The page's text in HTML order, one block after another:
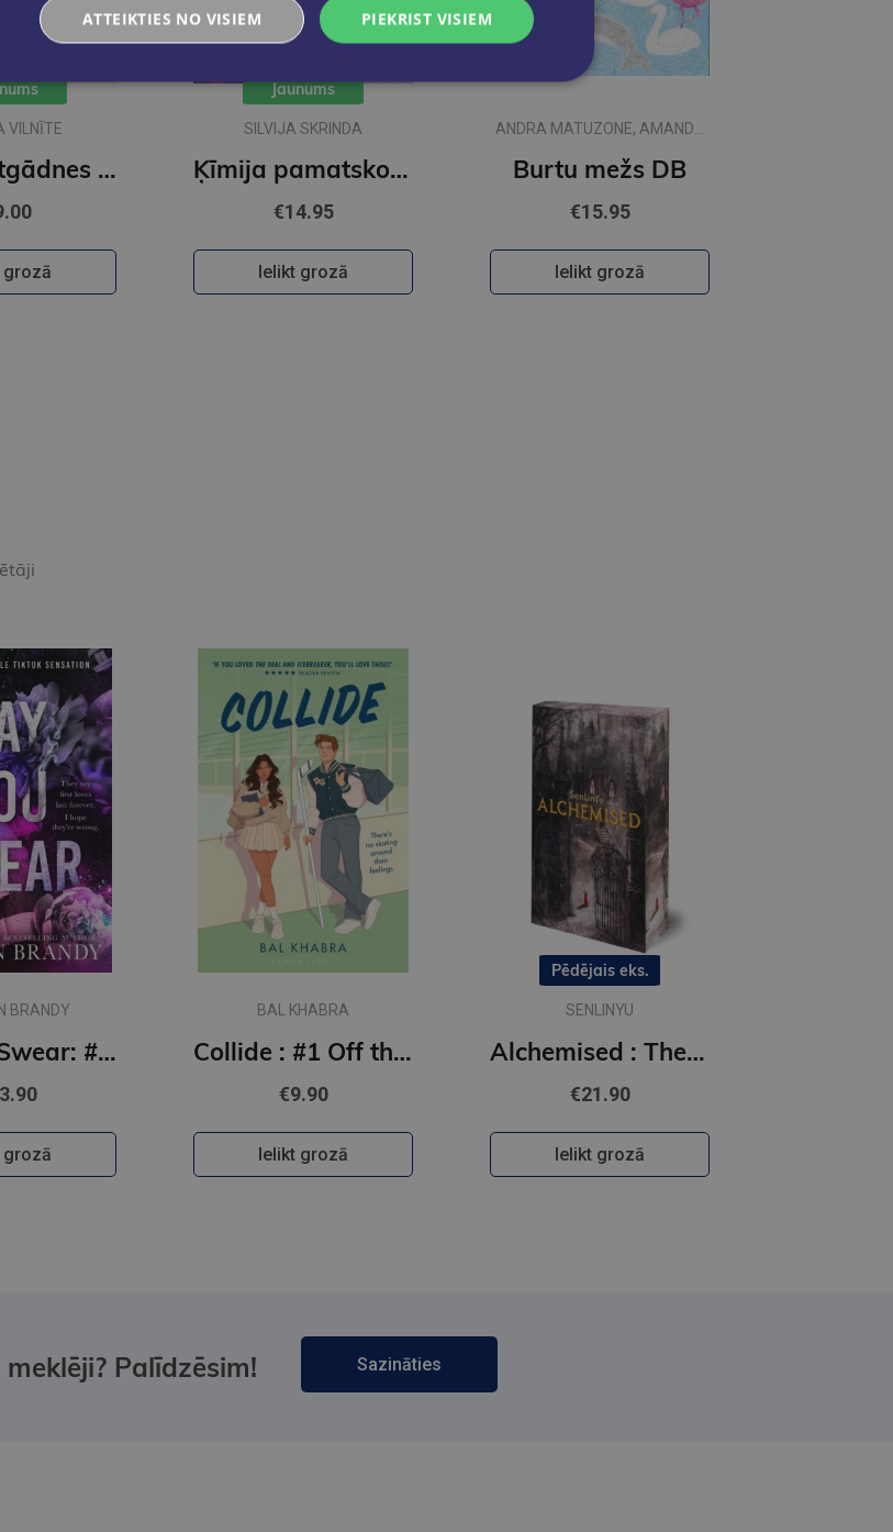
VILNĪTE
Manas atgādnes latviešu valodā - sākumskolas komplekta papildinājums
grozā
Jaunums
SILVIJA SKRINDA
Ķīmija pamatskolai. Jēdzieni, likumi, formulas
€14.95
Ielikt grozā
ANDRA MATUZONE, AMANDA
Burtu mežs DB
€15.95
Ielikt grozā
BRANDY
Say You Swear: #1 Boys of Avix series : The smash-hit TikTok sensation
grozā
BAL KHABRA
Collide : #1 Off the Ice series
€9.90
Ielikt grozā
Pēdējais eks.
SENLINYU
Alchemised : The global fantasy sensation with exclusive features
€21.90
Ielikt grozā
Palīdzēsim! Sazināties
PIEKRIST VISIEM
ATTEIKTIES NO VISIEM